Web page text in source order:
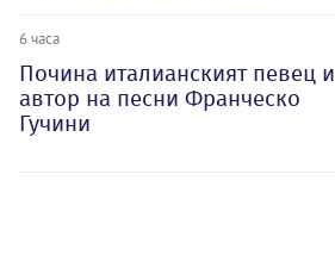
6 часа
Почина италианският певец и
автор на песни Франческо
Гучини